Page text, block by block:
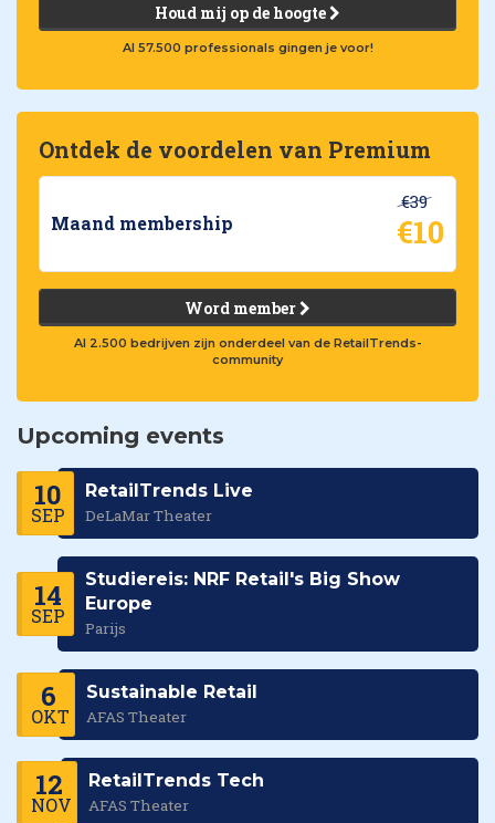
Houd mij op de hoogte
Al 57.500 professionals gingen je voor!
Ontdek de voordelen van Premium
Maand membership
€39
€10
Word member
Al 2.500 bedrijven zijn onderdeel van de RetailTrends-
community
Upcoming events
10
SEP
RetailTrends Live
DeLaMar Theater
14
SEP
Studiereis: NRF Retail's Big Show
Europe
Parijs
6
OKT
Sustainable Retail
AFAS Theater
12
NOV
RetailTrends Tech
AFAS Theater